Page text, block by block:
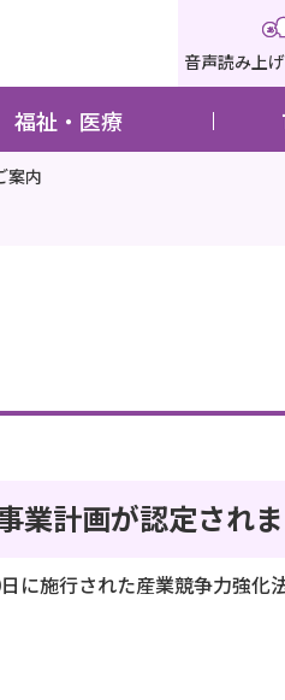
音声読み上
福祉・医療
案内
業計画が認定され
に施行された産業競争力強